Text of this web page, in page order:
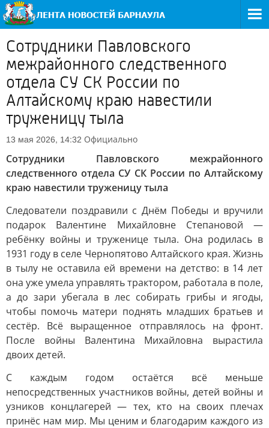
Сотрудники Павловского
межрайонного следственного
отдела СУ СК России по
Алтайскому краю навестили
труженицу тыла
13 мая 2026, 14:32 Официально
Сотрудники Павловского межрайонного
следственного отдела СУ СК России по Алтайскому
краю навестили труженицу тыла
Следователи поздравили с Днём Победы и вручили
подарок Валентине Михайловне Степановой —
ребёнку войны и труженице тыла. Она родилась в
1931 году в селе Чернопятово Алтайского края. Жизнь
в тылу не оставила ей времени на детство: в 14 лет
она уже умела управлять трактором, работала в поле,
а до зари убегала в лес собирать грибы и ягоды,
чтобы помочь матери поднять младших братьев и
сестёр. Всё выращенное отправлялось на фронт.
После войны Валентина Михайловна вырастила
двоих детей.
С каждым годом остаётся всё меньше
непосредственных участников войны, детей войны и
узников концлагерей — тех, кто на своих плечах
принёс нам мир. Мы ценим и благодарим каждого из